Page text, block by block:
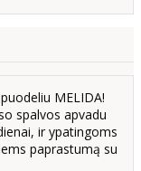
MELIDA!
spalvos apvadu
ir ypatingoms
paprastumą su